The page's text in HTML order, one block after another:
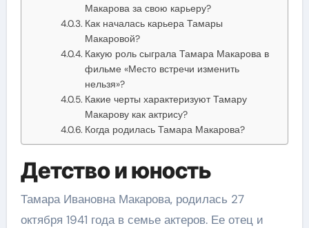
Макарова за свою карьеру?
Как началась карьера Тамары
Макаровой?
Какую роль сыграла Тамара Макарова в
фильме «Место встречи изменить
нельзя»?
Какие черты характеризуют Тамару
Макарову как актрису?
Когда родилась Тамара Макарова?
Детство и юность
Тамара Ивановна Макарова, родилась 27
октября 1941 года в семье актеров. Ее отец и